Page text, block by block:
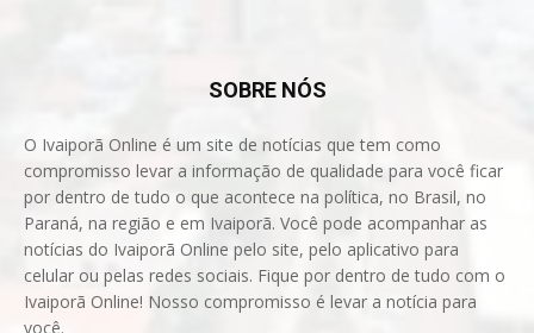
SOBRE NÓS
O Ivaiporã Online é um site de notícias que tem como
compromisso levar a informação de qualidade para você ficar
por dentro de tudo o que acontece na política, no Brasil, no
Paraná, na região e em Ivaiporã. Você pode acompanhar as
notícias do Ivaiporã Online pelo site, pelo aplicativo para
celular ou pelas redes sociais. Fique por dentro de tudo com o
Ivaiporã Online! Nosso compromisso é levar a notícia para
você.